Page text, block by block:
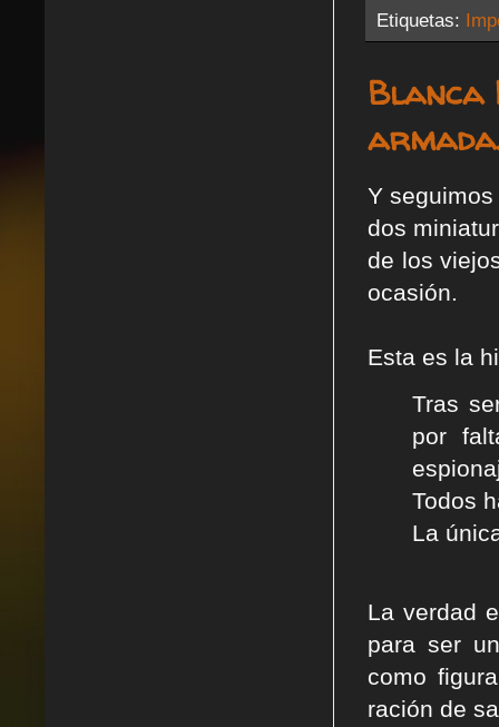
Etiquetas:
Blanca
Y
dos
de los
ocasión.
Esta es la
Tras
por
Todos
La
La verdad
para ser
como
ración de